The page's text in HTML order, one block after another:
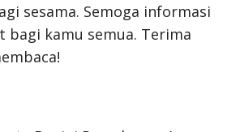
sesama. Semoga informasi
bagi kamu semua. Terima